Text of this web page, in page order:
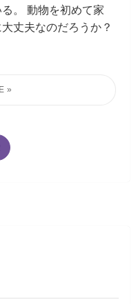
。 動物を初めて家
丈夫なのだろうか？